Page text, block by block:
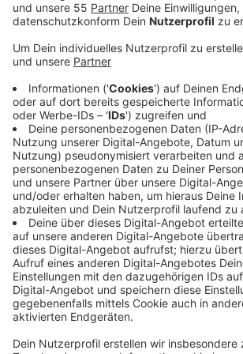
Darüber freuen sich jetzt nicht nur die
MitarbeiterInnen am Standtort Kleve,
Bürgermeisterin Sonja Northing. Diese
vor dem Wochenende führt sie auf
Punkte zurück: das Haus in Kleve
schwarze Zahlen, allgemein lassen die
Kopf überdurchschnittlich Geld in den
auch dank der niederländischen
wird auch der Appell für den Erhalt der
den sie an die Konzernführung
seine Wirkung gehabt haben, sagte
Gespräch mit Antenne Niederrhein.
Wesel bleibt erhalten. Dafür sollen u.a.
Dortmund und Düsseldorf gleich
Unternehmens geschlossen werden.
Unternehmen Galeria Karstadt Kaufhof